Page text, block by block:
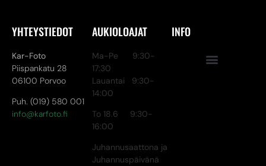
YHTEYSTIEDOT
Kar-Foto
Piispankatu 28
06100 Porvoo
Puh. (019) 580 001
info@karfoto.fi
AUKIOLOAJAT
Ma-Pe 9:30-
17:30
Lauantai 9:30-
14:00
To 18.6 9:30-
16:00
Juhannusaattona ja
Juhannuspäivänä
INFO